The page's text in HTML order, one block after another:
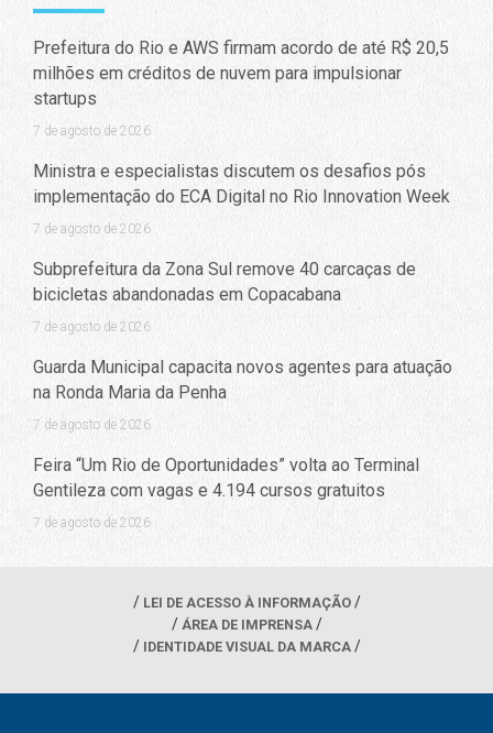
Prefeitura do Rio e AWS firmam acordo de até R$ 20,5
milhões em créditos de nuvem para impulsionar
startups
7 de agosto de 2026
Ministra e especialistas discutem os desafios pós
implementação do ECA Digital no Rio Innovation Week
7 de agosto de 2026
Subprefeitura da Zona Sul remove 40 carcaças de
bicicletas abandonadas em Copacabana
7 de agosto de 2026
Guarda Municipal capacita novos agentes para atuação
na Ronda Maria da Penha
7 de agosto de 2026
Feira “Um Rio de Oportunidades” volta ao Terminal
Gentileza com vagas e 4.194 cursos gratuitos
7 de agosto de 2026
LEI DE ACESSO À INFORMAÇÃO
ÁREA DE IMPRENSA
IDENTIDADE VISUAL DA MARCA